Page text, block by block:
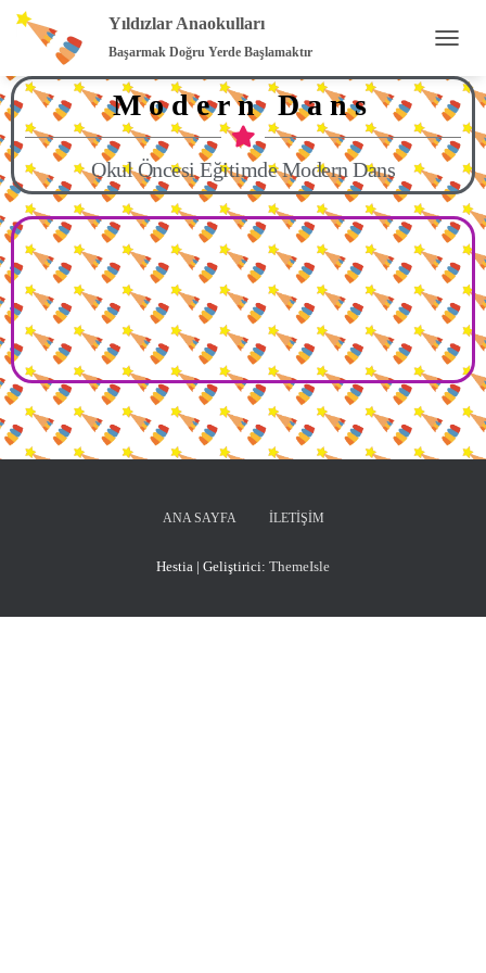
Yıldızlar Anaokulları
Başarmak Doğru Yerde Başlamaktır
E
Ü
Y
Ü
A
Ç
/
K
A
P
A
Modern Dans
Okul Öncesi Eğitimde Modern Dans
ANA SAYFA İLETIŞIM
Hestia | Geliştirici: ThemeIsle